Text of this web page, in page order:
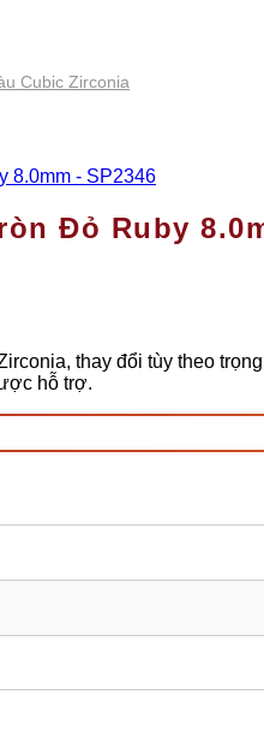
Cubic Zirconia
Đỏ Ruby
thay đổi tùy theo
hỗ trợ.